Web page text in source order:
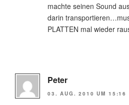
machte seinen Sound
darin
PLATTEN mal wieder
Peter
03. AUG. 2010 UM 15:16